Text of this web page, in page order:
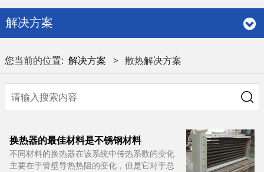
解决方案
您当前的位置: 解决方案 > 散热解决方案
换热器的最佳材料是不锈钢材料
不同材料的换热器在该系统中传热系数的变化
主要在于管壁导热热阻的变化，但是它对于总